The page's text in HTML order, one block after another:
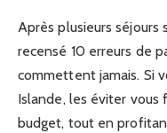
Après plusieurs séjours
recensé 10 erreurs de
commettent jamais. Si
Islande, les éviter
budget, tout en